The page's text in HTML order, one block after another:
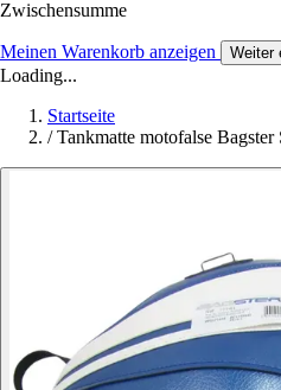
Zwischensumme
Meinen Warenkorb anzeigen Weiter
Loading...
Startseite
/ Tankmatte motofalse